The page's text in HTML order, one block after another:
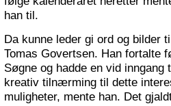
han til.
Da kunne leder gi ord og bilder
Tomas Govertsen. Han fortalte
Søgne og hadde en vid
kreativ tilnærming til dette
muligheter, mente han. Det